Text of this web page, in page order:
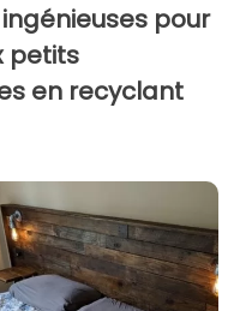
pour
petits
en recyclant